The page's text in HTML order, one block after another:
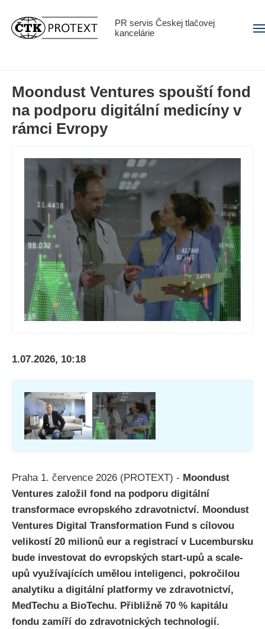
PR servis Českej tlačovej
kancelárie
Moondust Ventures spouští fond
na podporu digitální medicíny v
rámci Evropy
1.07.2026, 10:18
Praha 1. července 2026 (PROTEXT) - Moondust
Ventures založil fond na podporu digitální
transformace evropského zdravotnictví. Moondust
Ventures Digital Transformation Fund s cílovou
velikostí 20 milionů eur a registrací v Lucembursku
bude investovat do evropských start-upů a scale-
upů využívajících umělou inteligenci, pokročilou
analytiku a digitální platformy ve zdravotnictví,
MedTechu a BioTechu. Přibližně 70 % kapitálu
fondu zamíří do zdravotnických technologií.